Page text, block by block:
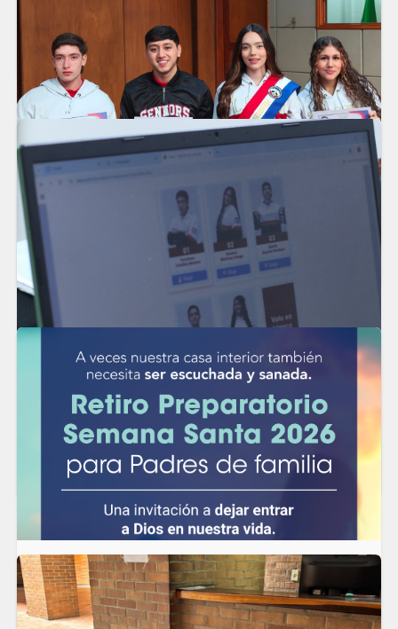
permitió recordar el camino de Jesús hacia la cruz y el profundo
significado de su sacrificio.
LEER MÁS
Posesión de Líderes Estudiantiles 2026
El viernes 20 de marzo, vivimos un momento lleno de significado
en nuestro Liceo Salazar y Herrera con la posesión de nuestros
líderes estudiantiles para el año 2026.
LEER MÁS
Jornada Democrática 2026
En el Liceo Salazar y Herrera vivimos nuestra Jornada Democrática
2026 como un espacio de participación, reflexión y aprendizaje
para toda nuestra comunidad educativa.
LEER MÁS
Retiro espiritual preparatorio para Semana Santa
En el Liceo Salazar y Herrera creemos en la importancia de